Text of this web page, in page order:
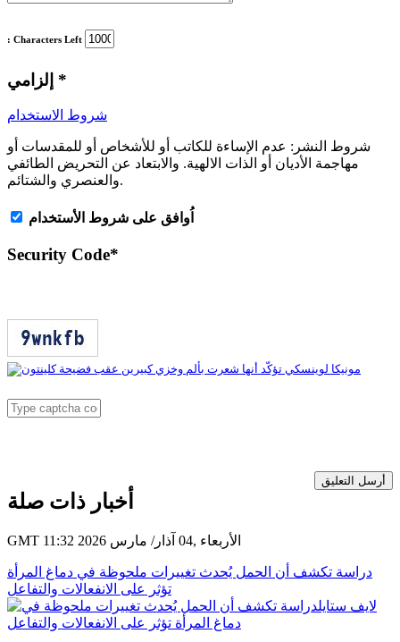
: Characters Left
*
شروط الاستخدام
شروط النشر: عدم الإساءة للكاتب أو للأشخاص أو للمقدسات أو
مهاجمة الأديان أو الذات الالهية. والابتعاد عن التحريض الطائفي
والعنصري والشتائم.
اُوافق على شروط الأستخدام
Security Code*
أرسل التعليق
أخبار ذات صلة
GMT 11:32 2026 الأربعاء ,04 آذار/ مارس
دراسة تكشف أن الحمل يُحدث تغييرات ملحوظة في دماغ المرأة
تؤثر على الانفعالات والتفاعل